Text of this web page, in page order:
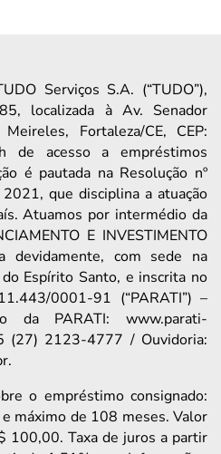
Serviços S.A. (“TUDO”),
localizada à Av. Senador
Fortaleza/CE, CEP:
de acesso a empréstimos
é pautada na Resolução nº
que disciplina a atuação
Atuamos por intermédio da
E INVESTIMENTO
devidamente, com sede na
Espírito Santo, e inscrita no
0001-91 (“PARATI”) –
da PARATI: www.parati-
(27) 2123-4777 / Ouvidoria:
o empréstimo consignado:
máximo de 108 meses. Valor
100,00. Taxa de juros a partir